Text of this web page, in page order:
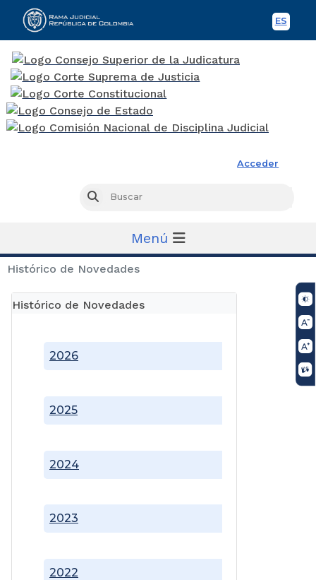
ES
Acceder
Buscar
Menú
Histórico de Novedades
Histórico de Novedades
2022
2023
2024
2025
2026